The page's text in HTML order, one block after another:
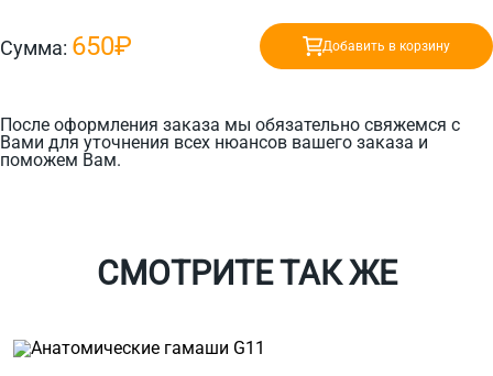
После оформления заказа мы обязательно свяжемся с
Вами для уточнения всех нюансов вашего заказа и
поможем Вам.
Сумма: 650₽ Добавить в корзину
СМОТРИТЕ ТАК ЖЕ